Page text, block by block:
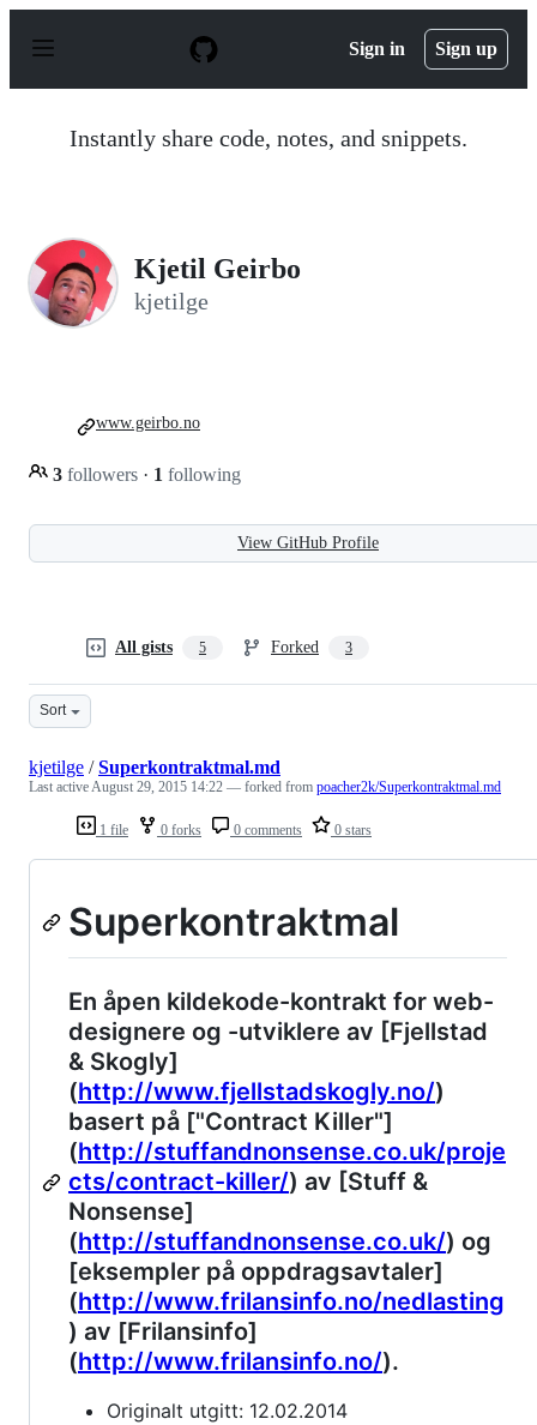
p
Sign in Sign up
Instantly share code, notes, and snippets.
Kjetil Geirbo
kjetilge
3 followers · 1 following
www.geirbo.no
View GitHub Profile
All gists 5 Forked 3
Sort
1 file 0 forks 0 comments 0 stars
kjetilge /Superkontraktmal.md
Last activeAugust 29, 2015 14:22 — forked from poacher2k/Superkontraktmal.md
Superkontraktmal
En åpen kildekode-kontrakt for web-
designere og -utviklere av [Fjellstad
& Skogly]
(http://www.fjellstadskogly.no/)
basert på ["Contract Killer"]
(http://stuffandnonsense.co.uk/proje
cts/contract-killer/) av [Stuff &
Nonsense]
(http://stuffandnonsense.co.uk/) og
[eksempler på oppdragsavtaler]
(http://www.frilansinfo.no/nedlasting
) av [Frilansinfo]
(http://www.frilansinfo.no/).
Originalt utgitt: 12.02.2014